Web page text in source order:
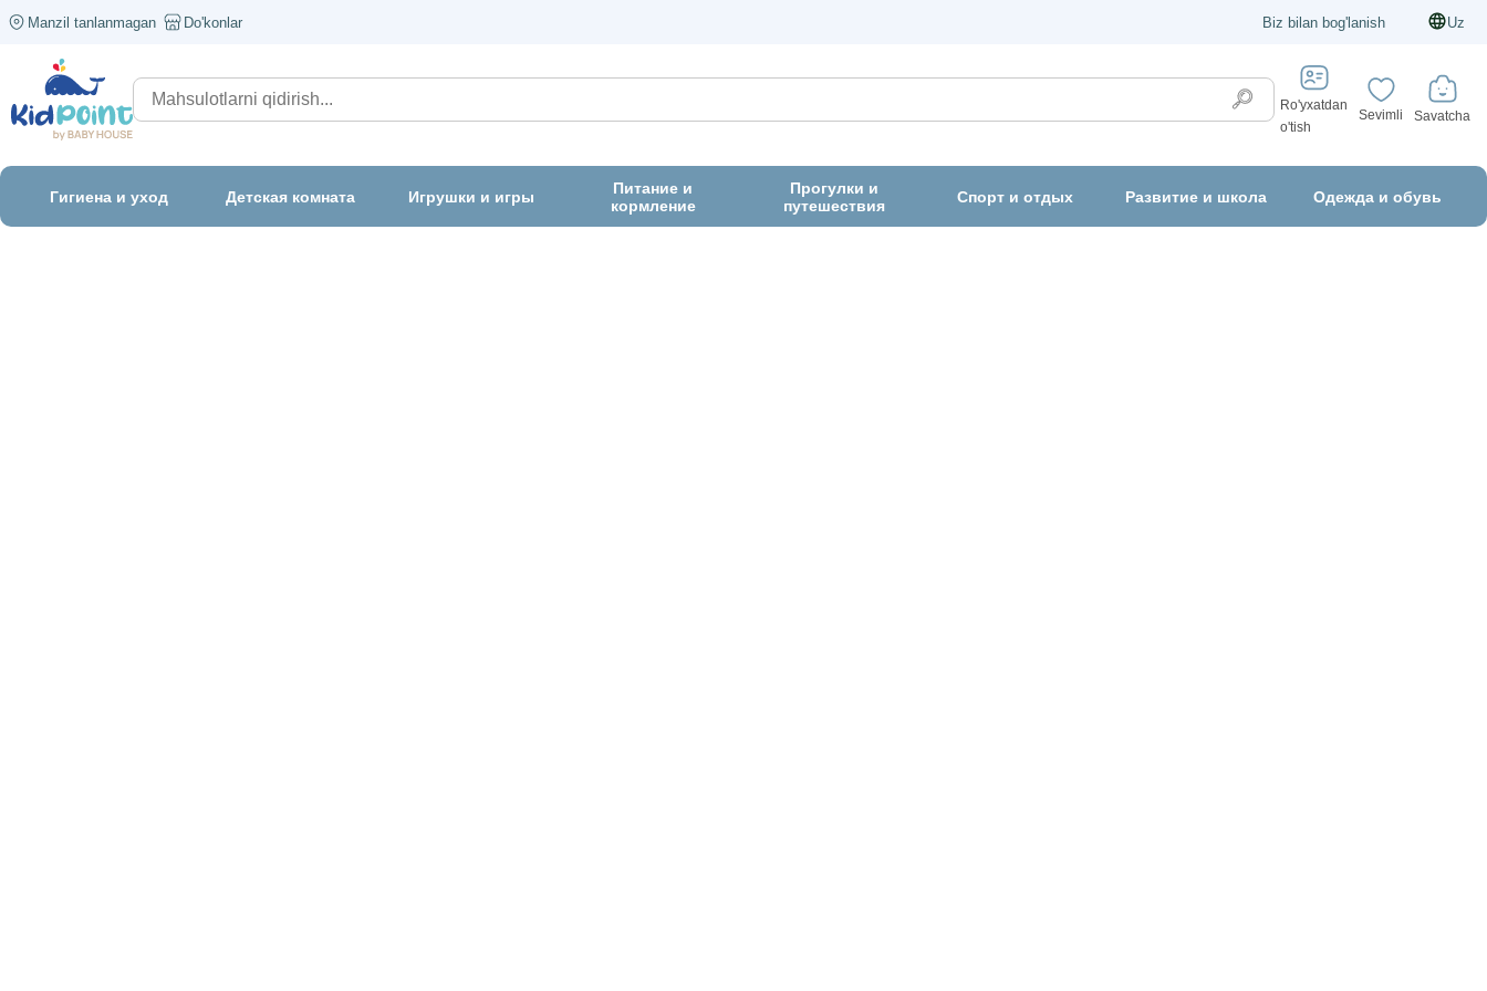
Manzil tanlanmagan Do'konlar Biz bilan bog'lanish Uz
Ro'yxatdan
o'tish
Sevimli Savatcha
Гигиена и уход Детская комната Игрушки и игры
Питание и
кормление
Прогулки и
путешествия
Спорт и отдых Развитие и школа Одежда и обувь